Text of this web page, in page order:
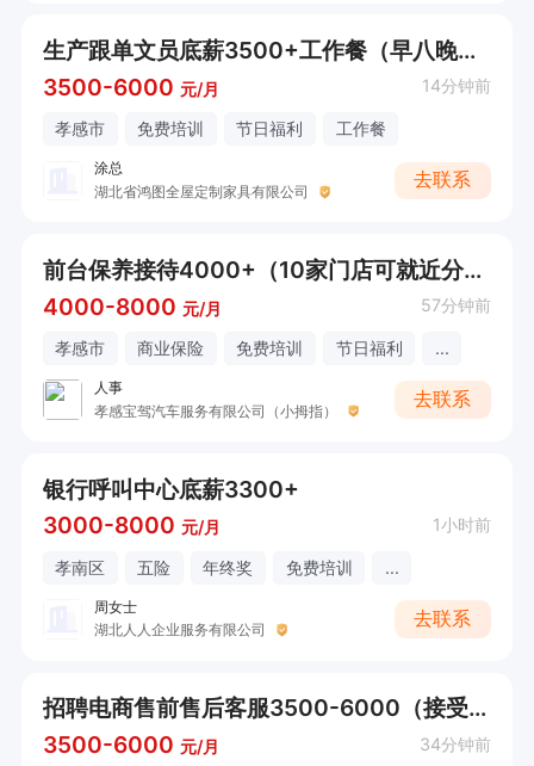
生产跟单文员底薪3500+工作餐（早八晚五点半）
3500-6000 元/月 14分钟前
孝感市 免费培训 节日福利 工作餐
涂总
湖北省鸿图全屋定制家具有限公司
去联系
前台保养接待4000+（10家门店可就近分配）
4000-8000 元/月 57分钟前
孝感市 商业保险 免费培训 节日福利 ...
人事
孝感宝驾汽车服务有限公司（小拇指）
去联系
银行呼叫中心底薪3300+
3000-8000 元/月 1小时前
孝南区 五险 年终奖 免费培训 ...
周女士
湖北人人企业服务有限公司
去联系
招聘电商售前售后客服3500-6000（接受实习生以及应届生）
3500-6000 元/月 34分钟前